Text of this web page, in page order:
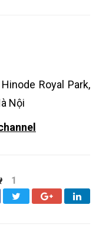
Royal Park,
Nội
1